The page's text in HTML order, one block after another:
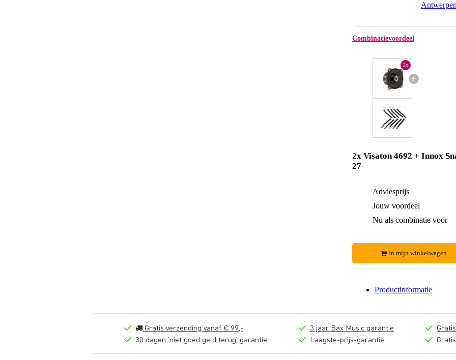
Antwerpen
Combinatievoordeel
+
2x
2x Visaton 4692 + Innox
27
Adviesprijs
Jouw voordeel
Nu als combinatie voor
In mijn winkelwagen
Productinformatie
Gratis verzending vanaf € 99,-
30 dagen 'niet goed geld terug' garantie
3 jaar Bax Music garantie
Laagste-prijs-garantie